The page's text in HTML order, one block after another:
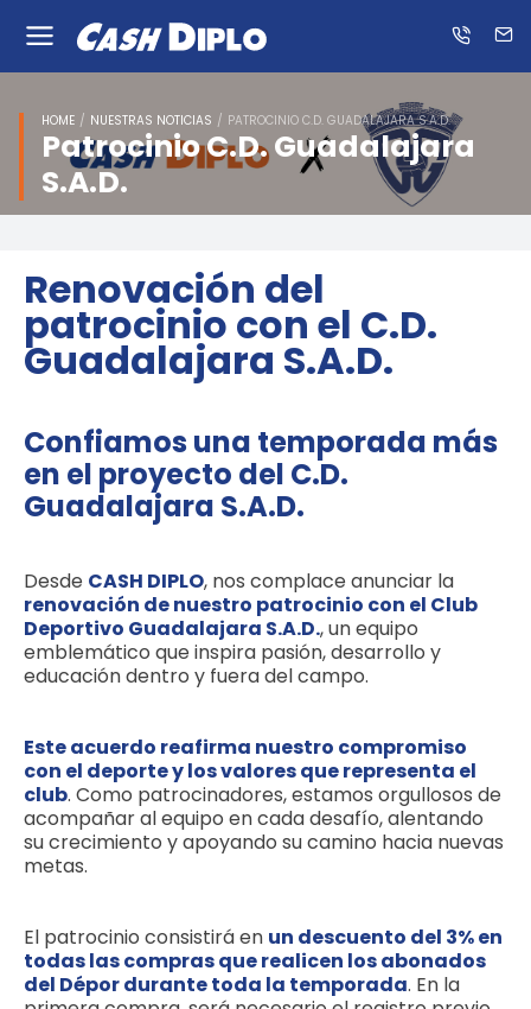
Know
us
ES
HOME NUESTRAS NOTICIAS PATROCINIO C.D. GUADALAJARA S.A.D.
Patrocinio C.D. Guadalajara
S.A.D.
Renovación del
patrocinio con el C.D.
Guadalajara S.A.D.
Confiamos una temporada más
en el proyecto del C.D.
Guadalajara S.A.D.
Desde CASH DIPLO, nos complace anunciar la
renovación de nuestro patrocinio con el Club
Deportivo Guadalajara S.A.D., un equipo
emblemático que inspira pasión, desarrollo y
educación dentro y fuera del campo.
Este acuerdo reafirma nuestro compromiso
con el deporte y los valores que representa el
club. Como patrocinadores, estamos orgullosos de
acompañar al equipo en cada desafío, alentando
su crecimiento y apoyando su camino hacia nuevas
metas.
El patrocinio consistirá en un descuento del 3% en
todas las compras que realicen los abonados
del Dépor durante toda la temporada. En la